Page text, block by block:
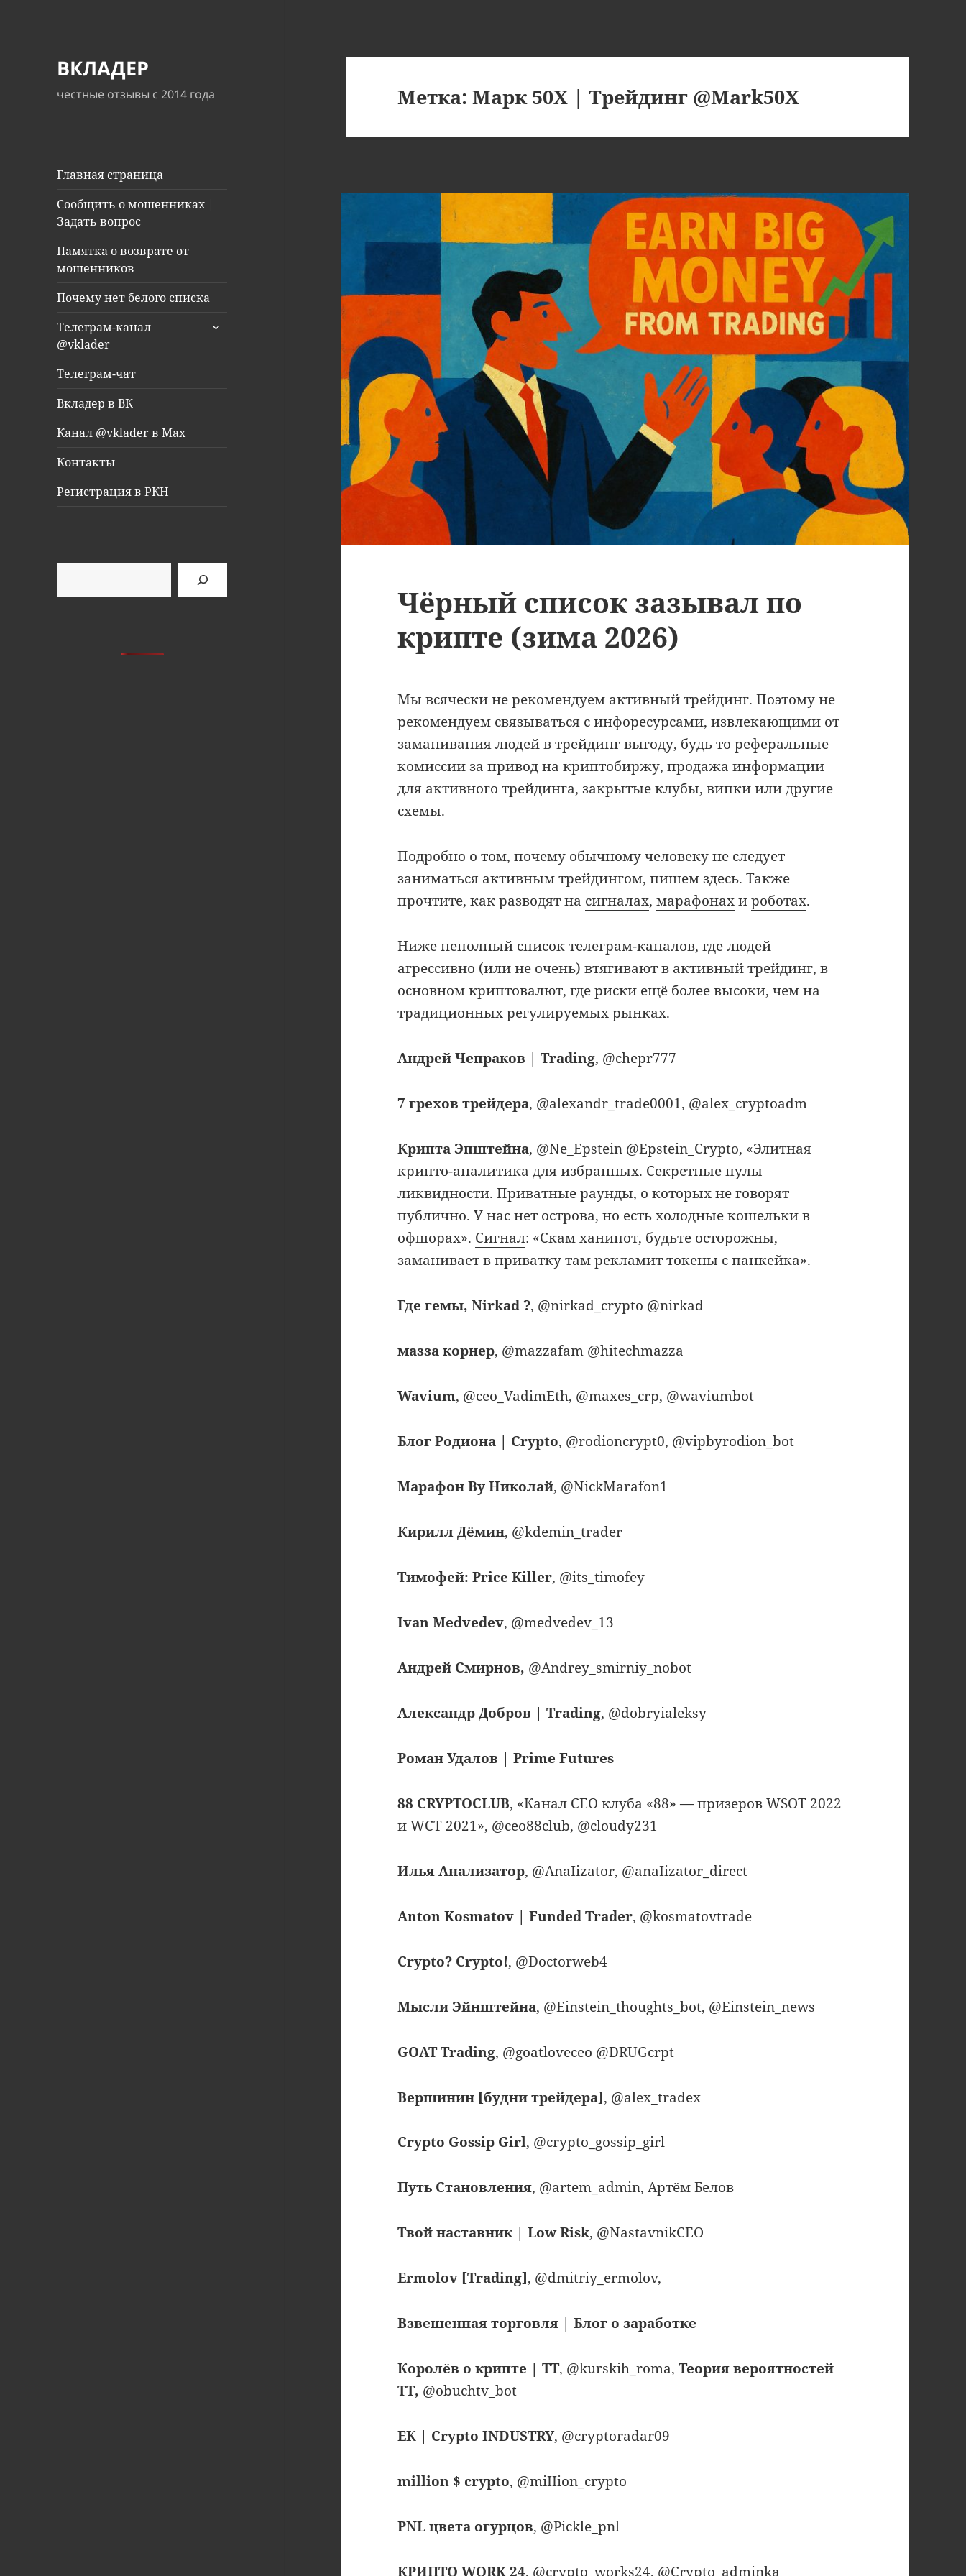
ВКЛАДЕР
честные отзывы с 2014 года
Главная страница
Сообщить о мошенниках |
Задать вопрос
Памятка о возврате от
мошенников
Почему нет белого списка
Телеграм-канал
@vklader
раскрыть
Телеграм-чат
Вкладер в ВК
Канал @vklader в Max
Контакты
Регистрация в РКН
Метка:Марк 50Х | Трейдинг @Mark50X
Чёрный список зазывал по
крипте (зима 2026)
Мы всячески не рекомендуем активный трейдинг. Поэтому не
рекомендуем связываться с инфоресурсами, извлекающими от
заманивания людей в трейдинг выгоду, будь то реферальные
комиссии за привод на криптобиржу, продажа информации
для активного трейдинга, закрытые клубы, випки или другие
схемы.
Подробно о том, почему обычному человеку не следует
заниматься активным трейдингом, пишемздесь. Также
прочтите, как разводят на сигналах,марафонахироботах.
Ниже неполный список телеграм-каналов, где людей
агрессивно (или не очень) втягивают в активный трейдинг, в
основном криптовалют, где риски ещё более высоки, чем на
традиционных регулируемых рынках.
Андрей Чепраков | Trading, @chepr777
7 грехов трейдера, @alexandr_trade0001, @alex_cryptoadm
Крипта Эпштейна, @Ne_Epstein @Epstein_Crypto, «Элитная
крипто-аналитика для избранных. Секретные пулы
ликвидности. Приватные раунды, о которых не говорят
публично. У нас нет острова, но есть холодные кошельки в
офшорах». Сигнал: «Скам ханипот, будьте осторожны,
заманивает в приватку там рекламит токены с панкейка».
Где гемы, Nirkad ?, @nirkad_crypto @nirkad
мазза корнер, @mazzafam @hitechmazza
Wavium, @ceo_VadimEth, @maxes_crp, @waviumbot
Блог Родиона | Crypto, @rodioncrypt0, @vipbyrodion_bot
Марафон By Николай, @NickMarafon1
Кирилл Дёмин, @kdemin_trader
Тимофей: Price Killer, @its_timofey
Ivan Medvedev, @medvedev_13
Андрей Смирнов, @Andrey_smirniy_nobot
Александр Добров | Trading, @dobryialeksy
Роман Удалов | Prime Futures
88 CRYPTOCLUB, «Канал СЕО клуба «88» — призеров WSOT 2022
и WCT 2021», @ceo88club, @cloudy231
Илья Анализатор, @AnaIizator, @anaIizator_direct
Anton Kosmatov | Funded Trader, @kosmatovtrade
Crypto? Crypto!, @Doctorweb4
Мысли Эйнштейна, @Einstein_thoughts_bot, @Einstein_news
GOAT Trading, @goatloveceo @DRUGcrpt
Вершинин [будни трейдера], @alex_tradex
Crypto Gossip Girl, @crypto_gossip_girl
Путь Становления, @artem_admin, Артём Белов
Твой наставник | Low Risk, @NastavnikCEO
Ermolov [Trading], @dmitriy_ermolov,
Взвешенная торговля | Блог о заработке
Королёв о крипте | TT, @kurskih_roma,Теория вероятностей
ТТ, @obuchtv_bot
ЕК | Crypto INDUSTRY, @cryptoradar09
million $ crypto, @miIIion_crypto
PNL цвета огурцов, @Pickle_pnl
КРИПТО WORK 24, @crypto_works24, @Crypto_adminka